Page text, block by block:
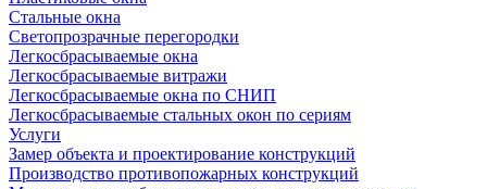
Стальные окна
Светопрозрачные перегородки
Легкосбрасываемые окна
Легкосбрасываемые витражи
Легкосбрасываемые окна по СНИП
Легкосбрасываемые стальных окон по сериям
Услуги
Замер объекта и проектирование конструкций
Производство противопожарных конструкций